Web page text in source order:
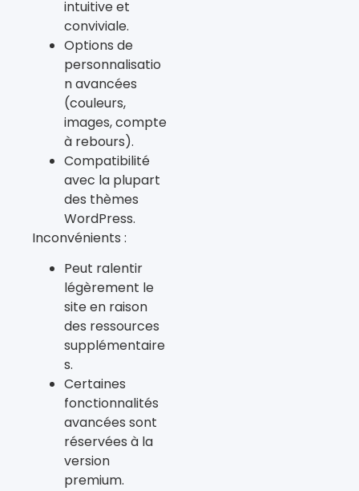
intuitive et
conviviale.
Options de
personnalisatio
n avancées
(couleurs,
images, compte
à rebours).
Compatibilité
avec la plupart
des thèmes
WordPress.
Inconvénients :
Peut ralentir
légèrement le
site en raison
des ressources
supplémentaire
s.
Certaines
fonctionnalités
avancées sont
réservées à la
version
premium.